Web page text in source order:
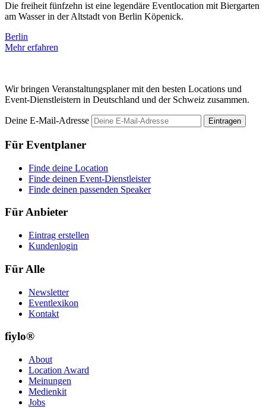
Die freiheit fünfzehn ist eine legendäre Eventlocation mit Biergarten
am Wasser in der Altstadt von Berlin Köpenick.
Berlin
Mehr erfahren
Wir bringen Veranstaltungsplaner mit den besten Locations und
Event-Dienstleistern in Deutschland und der Schweiz zusammen.
Deine E-Mail-Adresse Eintragen
Für Eventplaner
Finde deine Location
Finde deinen Event-Dienstleister
Finde deinen passenden Speaker
Für Anbieter
Eintrag erstellen
Kundenlogin
Für Alle
Newsletter
Eventlexikon
Kontakt
fiylo®
About
Location Award
Meinungen
Medienkit
Jobs